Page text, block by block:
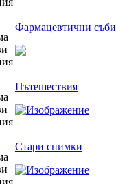
Фармацевтични
Пътешествия
Стари снимки